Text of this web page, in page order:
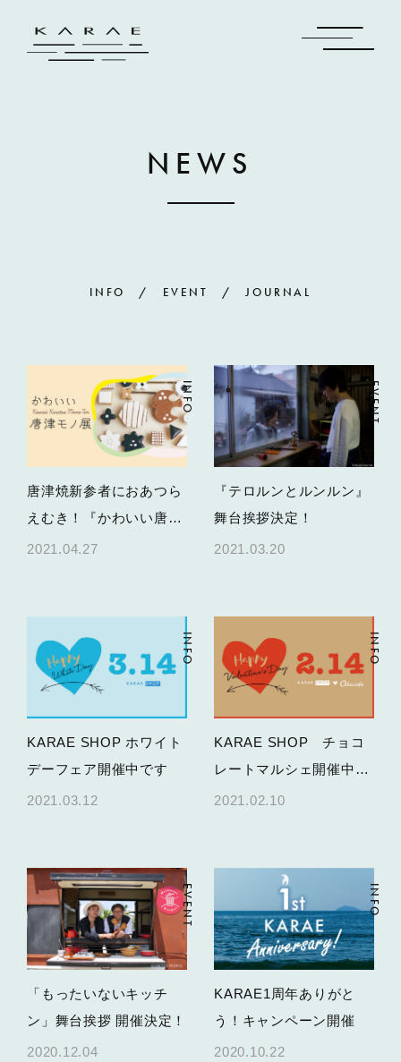
NEWS
INFO EVENT JOURNAL
唐津焼新参者におあつら
えむき！『かわいい唐津
モノ展』を開催します
2021.04.27
INFO
『テロルンとルンルン』
舞台挨拶決定！
2021.03.20
EVENT
KARAE SHOP ホワイト
デーフェア開催中です
2021.03.12
INFO
KARAE SHOP チョコ
レートマルシェ開催中で
す
2021.02.10
INFO
「もったいないキッチ
ン」舞台挨拶 開催決定！
2020.12.04
EVENT
KARAE1周年ありがと
う！キャンペーン開催
2020.10.22
INFO